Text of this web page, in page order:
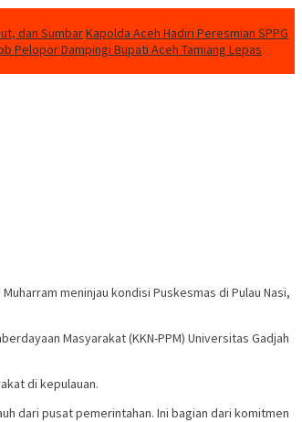
dan SumbarKapolda Aceh Hadiri Peresmian SPPG
Pelopor Dampingi Bupati Aceh Tamiang Lepas
meninjau kondisi Puskesmas di Pulau Nasi,
Masyarakat (KKN-PPM) Universitas Gadjah
di kepulauan.
dari pusat pemerintahan. Ini bagian dari komitmen